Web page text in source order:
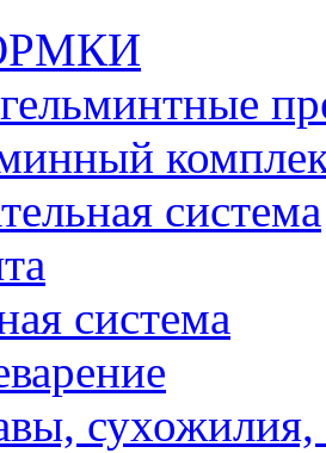
система
система
сухожилия,